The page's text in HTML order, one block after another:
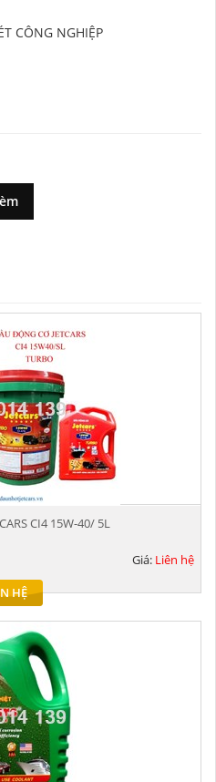
CÔNG NGHIỆP
CI4 15W-40/ 5L
Giá: Liên hệ
HỆ